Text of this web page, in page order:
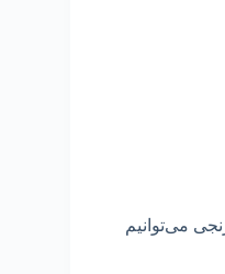
می‌توانیم